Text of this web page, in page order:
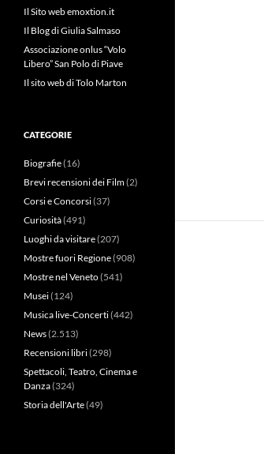
Il Sito web emoxtion.it
Il Blog di Giulia Salmaso
Associazione onlus “Volo
Libero” San Polo di Piave
Il sito web di Tolo Marton
CATEGORIE
Biografie(16)
Brevi recensioni dei Film(2)
Corsi e Concorsi(37)
Curiosità(491)
Luoghi da visitare(207)
Mostre fuori Regione(908)
Mostre nel Veneto(541)
Musei(124)
Musica live-Concerti(442)
News(2.513)
Recensioni libri(298)
Spettacoli, Teatro, Cinema e
Danza(324)
Storia dell'Arte(49)